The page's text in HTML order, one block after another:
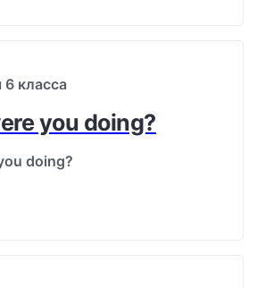
класса
you doing?
doing?